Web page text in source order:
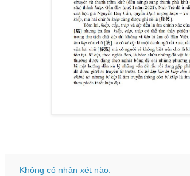
Không có nhận xét nào: